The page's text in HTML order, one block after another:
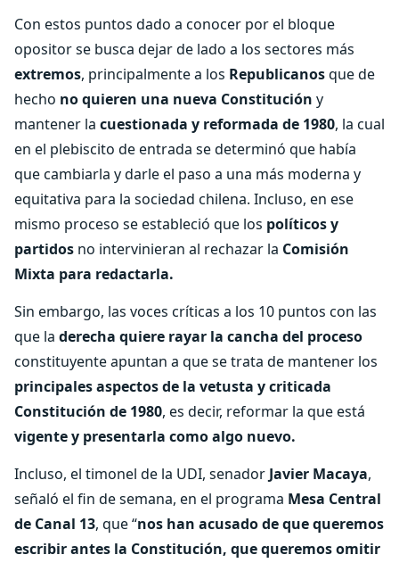
Con estos puntos dado a conocer por el bloque
opositor se busca dejar de lado a los sectores más
extremos, principalmente a los Republicanosque de
hecho no quieren una nueva Constitución y
mantener la cuestionada y reformada de 1980, la cual
en el plebiscito de entrada se determinó que había
que cambiarla y darle el paso a una más moderna y
equitativa para la sociedad chilena. Incluso, en ese
mismo proceso se estableció que los políticos y
partidos no intervinieran al rechazar la Comisión
Mixta para redactarla.
Sin embargo, las voces críticas a los 10 puntos con las
que la derecha quiere rayar la cancha del proceso
constituyente apuntan a que se trata de mantener los
principales aspectos de la vetusta y criticada
Constitución de 1980, es decir, reformar la que está
vigente y presentarla como algo nuevo.
Incluso, el timonel de la UDI, senador Javier Macaya,
señaló el fin de semana, en el programa Mesa Central
de Canal 13, que “nos han acusado de que queremos
escribir antes la Constitución, que queremos omitir